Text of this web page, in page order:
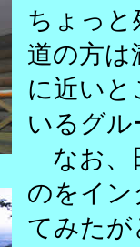
ちょっと
道の方は
に近い
いるグ
なお、
のをイン
てみた